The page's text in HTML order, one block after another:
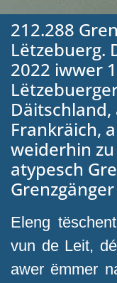
212.288
Lëtzebuerg.
2022 iwwer
Frankräich,
weiderhin zu
atypesch
Eleng
vun de Leit,
awer ëmmer